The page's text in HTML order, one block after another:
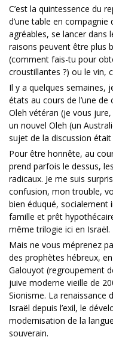
C’est la quintessence du
d’une table en
agréables, se lancer dans
raisons peuvent être plus
(comment fais-tu pour
croustillantes ?) ou le vin,
Il y a quelques semaines,
états au cours de l’une de
Oleh vétéran (je vous
un nouvel Oleh (un
sujet de la discussion était
Pour être honnête, au
prend parfois le dessus,
radicaux. Je me suis
confusion, mon trouble,
bien éduqué, socialement
famille et prêt
même trilogie ici en Israël.
Mais ne vous méprenez
des prophètes hébreux,
Galouyot (regroupement
juive moderne vieille de
Sionisme. La renaissance
Israël depuis l’exil, le
modernisation de la
souverain.